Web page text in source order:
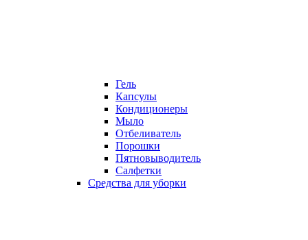
Гель
Капсулы
Кондиционеры
Мыло
Отбеливатель
Порошки
Пятновыводитель
Салфетки
Средства для уборки